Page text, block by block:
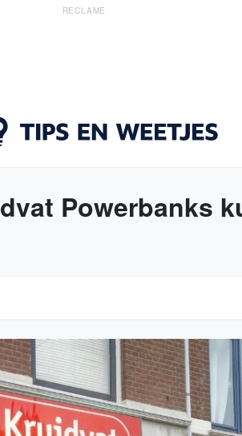
RECLAME
Powerbanks